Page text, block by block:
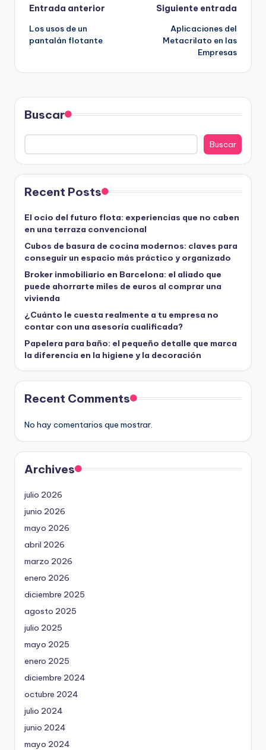
Navegación
de
Entrada anterior
Los usos de un
pantalán flotante
Siguiente entrada
Aplicaciones del
Metacrilato en las
Empresas
Buscar
Buscar
Recent Posts
El ocio del futuro flota: experiencias que no caben
en una terraza convencional
Cubos de basura de cocina modernos: claves para
conseguir un espacio más práctico y organizado
Broker inmobiliario en Barcelona: el aliado que
puede ahorrarte miles de euros al comprar una
vivienda
¿Cuánto le cuesta realmente a tu empresa no
contar con una asesoría cualificada?
Papelera para baño: el pequeño detalle que marca
la diferencia en la higiene y la decoración
Recent Comments
No hay comentarios que mostrar.
Archives
julio 2026
junio 2026
mayo 2026
abril 2026
marzo 2026
enero 2026
diciembre 2025
agosto 2025
julio 2025
mayo 2025
enero 2025
diciembre 2024
octubre 2024
julio 2024
junio 2024
mayo 2024